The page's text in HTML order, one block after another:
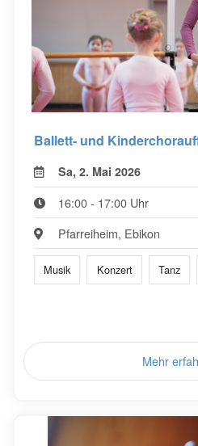
Ballett- und
Sa, 2. Mai 2026
16:00 - 17:00 Uhr
Pfarreiheim, Ebikon
Musik Konzert Tanz
Mehr